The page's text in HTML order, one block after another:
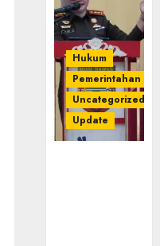
Hukum
Pemerintahan
Uncategorized
Update